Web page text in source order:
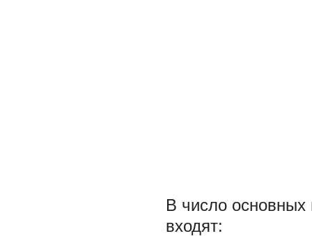
В число основных
входят: